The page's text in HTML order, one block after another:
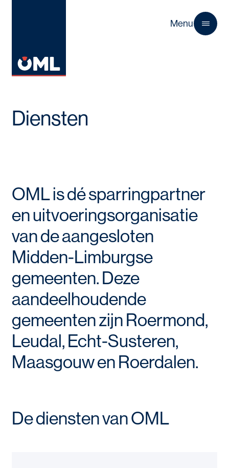
Menu
Diensten
OML is dé sparringpartner
en uitvoeringsorganisatie
van de aangesloten
Midden-Limburgse
gemeenten. Deze
aandeelhoudende
gemeenten zijn Roermond,
Leudal, Echt-Susteren,
Maasgouw en Roerdalen.
De diensten van OML